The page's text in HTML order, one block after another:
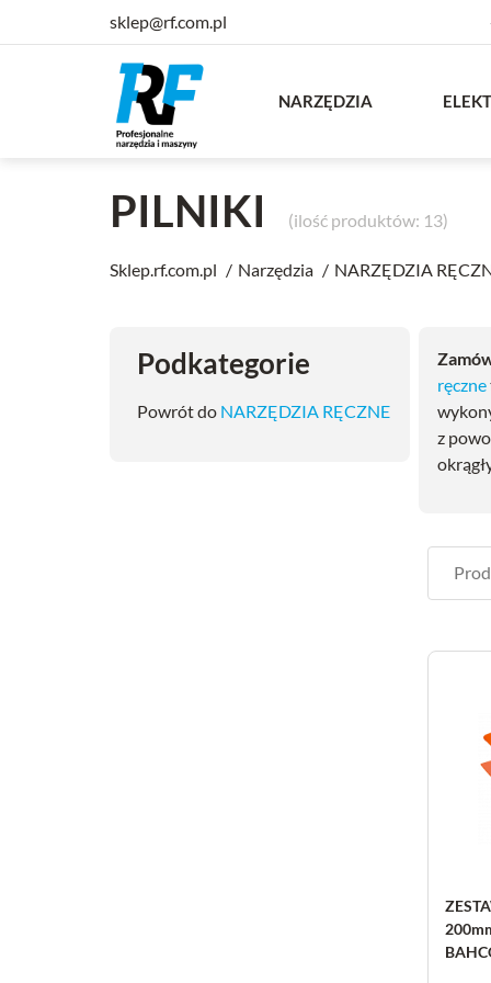
sklep@rf.com.pl
NARZĘDZIA
PILNIKI (ilość produktów: 13)
Sklep.rf.com.pl Narzędzia NARZĘDZIA
Podkategorie
Powrót do NARZĘDZIA RĘCZNE
ręczne
z